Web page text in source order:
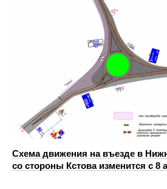
Схема движения на въезде в
со стороны Кстова изменится с 8